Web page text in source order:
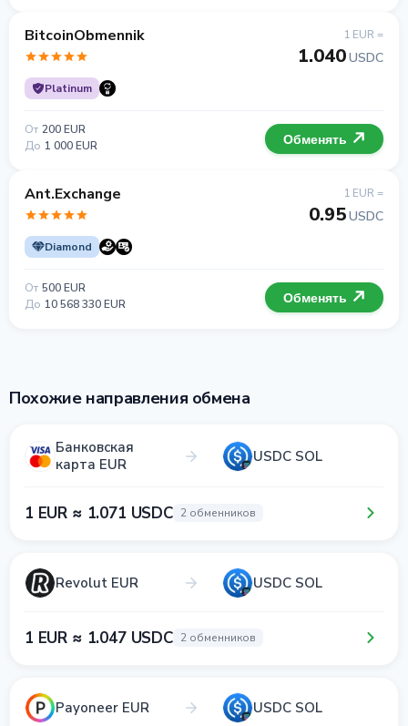
BitcoinObmennik
Platinum
1 EUR =
1.040USDC
От 200 EUR
До 1 000 EUR Обменять
Ant.Exchange
Diamond
1 EUR =
0.95USDC
От 500 EUR
До 10 568 330 EUR Обменять
Похожие направления обмена
Банковская
карта EUR
USDC SOL
1 EUR ≈ 1.071 USDC 2 обменников
Revolut EUR USDC SOL
1 EUR ≈ 1.047 USDC 2 обменников
Payoneer EUR USDC SOL